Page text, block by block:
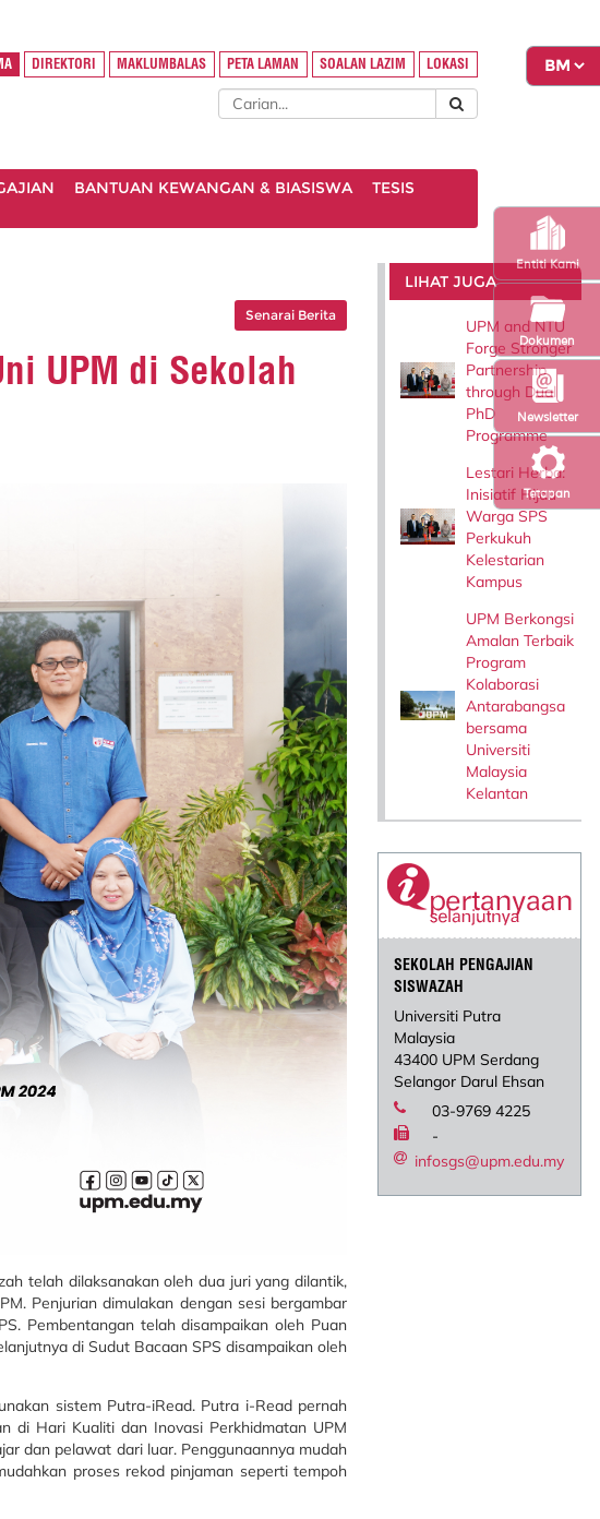
Tetapan
Newsletter
Entiti Kami
Dokumen
DIREKTORI MAKLUMBALAS PETA LAMAN SOALAN LAZIM LOKASI
BANTUAN KEWANGAN & BIASISWA
TESIS
Senarai Berita
UPM di Sekolah
telah dilaksanakan oleh dua juri yang dilantik,
Penjurian dimulakan dengan sesi bergambar
Pembentangan telah disampaikan oleh Puan
di Sudut Bacaan SPS disampaikan oleh
sistem Putra-iRead. Putra i-Read pernah
di Hari Kualiti dan Inovasi Perkhidmatan UPM
dan pelawat dari luar. Penggunaannya mudah
proses rekod pinjaman seperti tempoh
LIHAT JUGA
UPM and NTU
Forge Stronger
Partnership
through Dual
PhD
Programme
Lestari Herba:
Inisiatif Hijau
Warga SPS
Perkukuh
Kelestarian
Kampus
UPM Berkongsi
Amalan Terbaik
Program
Kolaborasi
Antarabangsa
bersama
Universiti
Malaysia
Kelantan
SEKOLAH PENGAJIAN
SISWAZAH
Universiti Putra
Malaysia
43400 UPM Serdang
Selangor Darul Ehsan
03-9769 4225
-
infosgs@upm.edu.my